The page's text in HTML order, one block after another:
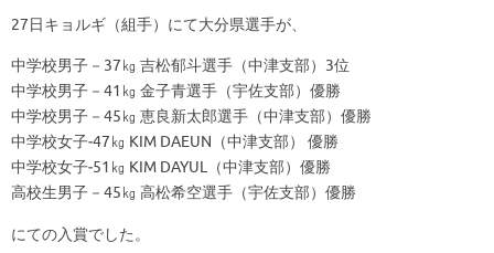
27日キョルギ（組手）にて大分県選手が、
中学校男子－37㎏ 吉松郁斗選手（中津支部）3位
中学校男子－41㎏ 金子青選手（宇佐支部）優勝
中学校男子－45㎏ 恵良新太郎選手（中津支部）優勝
中学校女子‐47㎏ KIM DAEUN（中津支部） 優勝
中学校女子‐51㎏ KIM DAYUL（中津支部）優勝
高校生男子－45㎏ 高松希空選手（宇佐支部）優勝
にての入賞でした。